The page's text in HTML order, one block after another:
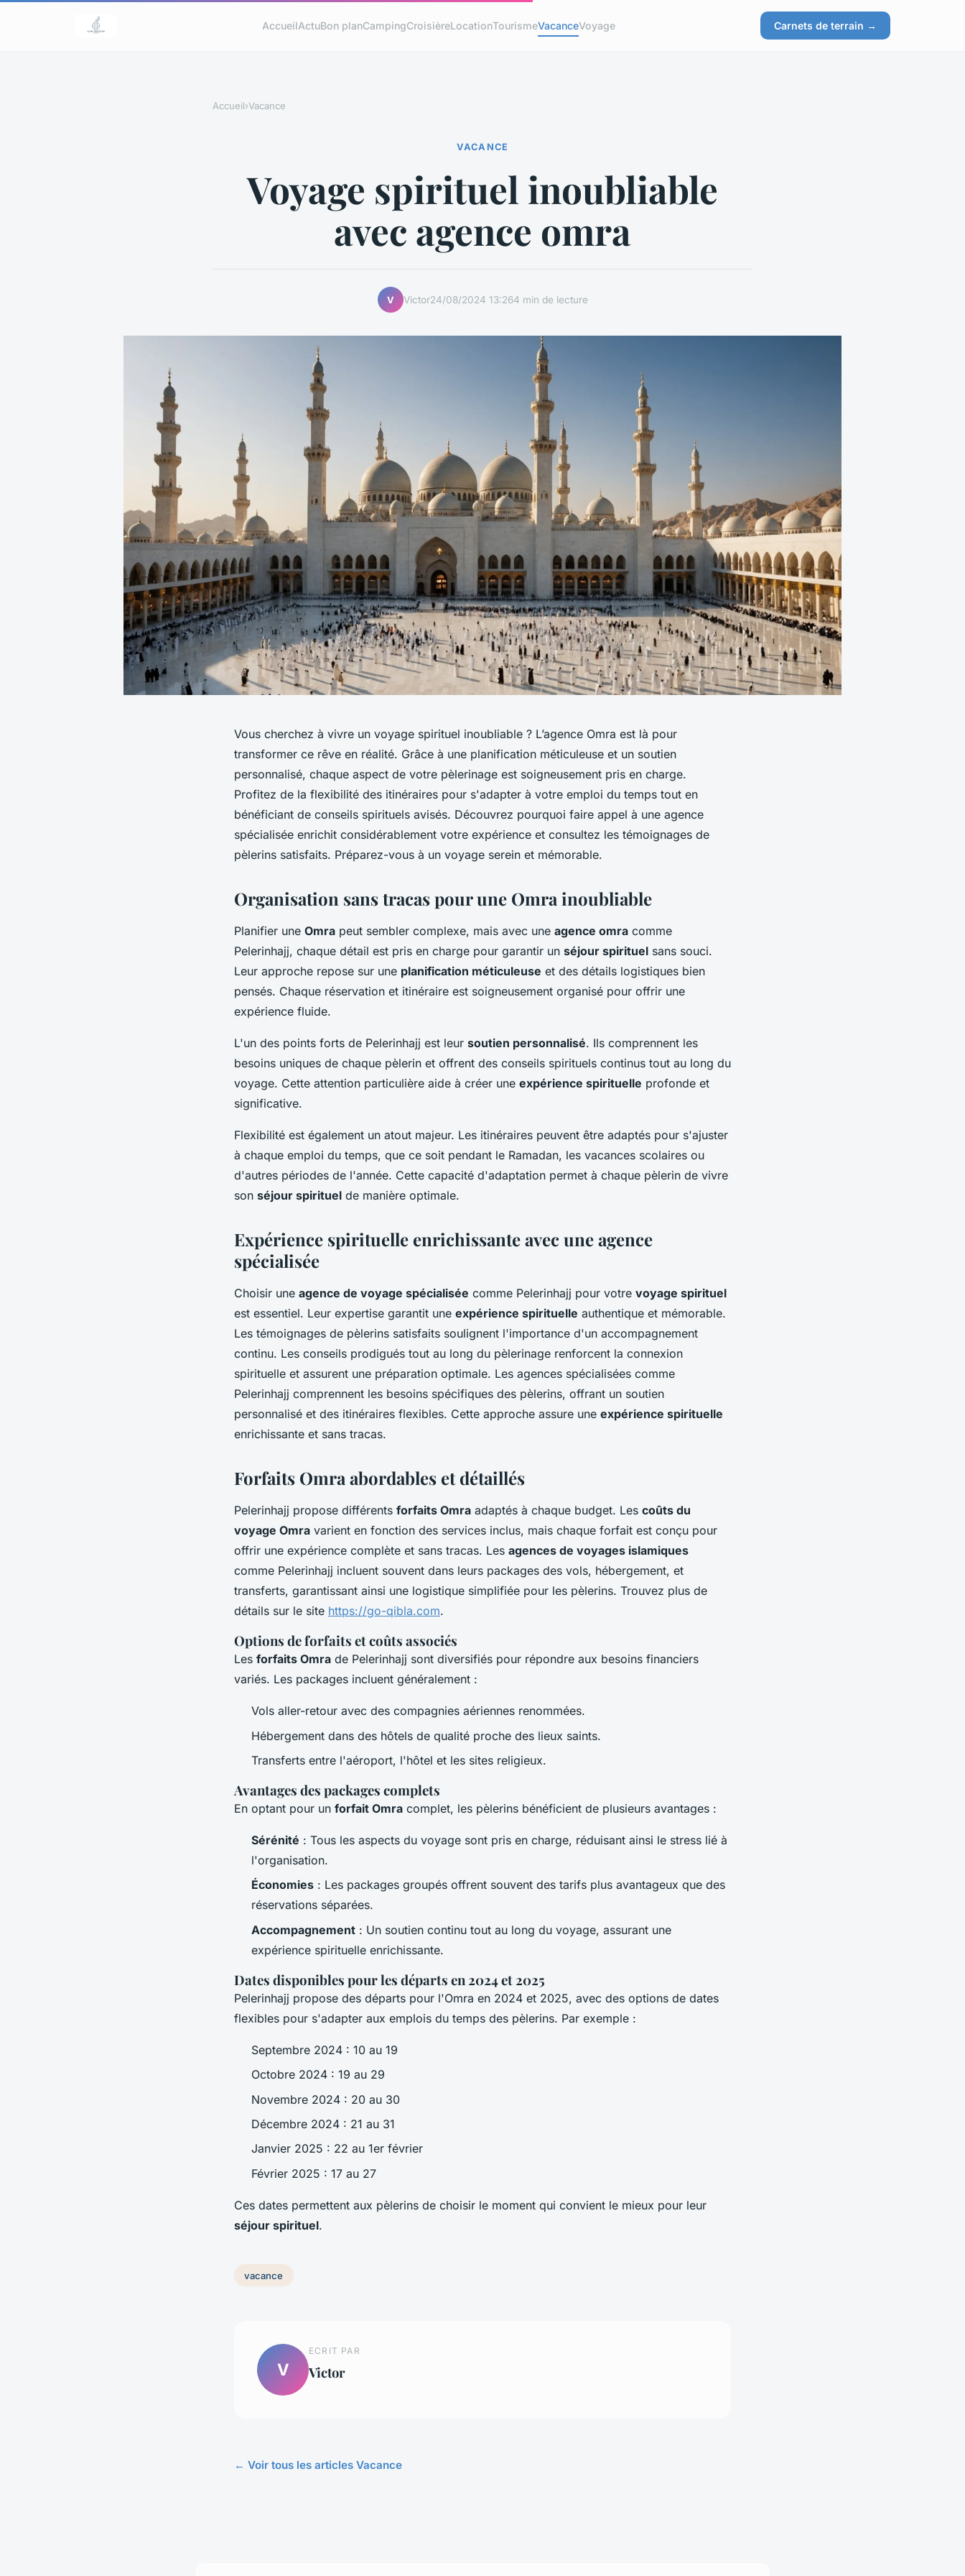
AccueilActuBon planCampingCroisièreLocationTourismeVacanceVoyage Carnets de terrain →
Accueil›Vacance
VACANCE
Voyage spirituel inoubliable
avec agence omra
V Victor24/08/2024 13:264 min de lecture
Vous cherchez à vivre un voyage spirituel inoubliable ? L’agence Omra est là pour
transformer ce rêve en réalité. Grâce à une planification méticuleuse et un soutien
personnalisé, chaque aspect de votre pèlerinage est soigneusement pris en charge.
Profitez de la flexibilité des itinéraires pour s'adapter à votre emploi du temps tout en
bénéficiant de conseils spirituels avisés. Découvrez pourquoi faire appel à une agence
spécialisée enrichit considérablement votre expérience et consultez les témoignages de
pèlerins satisfaits. Préparez-vous à un voyage serein et mémorable.
Organisation sans tracas pour une Omra inoubliable
Planifier une Omra peut sembler complexe, mais avec une agence omra comme
Pelerinhajj, chaque détail est pris en charge pour garantir un séjour spirituel sans souci.
Leur approche repose sur une planification méticuleuse et des détails logistiques bien
pensés. Chaque réservation et itinéraire est soigneusement organisé pour offrir une
expérience fluide.
L'un des points forts de Pelerinhajj est leur soutien personnalisé. Ils comprennent les
besoins uniques de chaque pèlerin et offrent des conseils spirituels continus tout au long du
voyage. Cette attention particulière aide à créer une expérience spirituelle profonde et
significative.
Flexibilité est également un atout majeur. Les itinéraires peuvent être adaptés pour s'ajuster
à chaque emploi du temps, que ce soit pendant le Ramadan, les vacances scolaires ou
d'autres périodes de l'année. Cette capacité d'adaptation permet à chaque pèlerin de vivre
son séjour spirituel de manière optimale.
Expérience spirituelle enrichissante avec une agence
spécialisée
Choisir une agence de voyage spécialisée comme Pelerinhajj pour votre voyage spirituel
est essentiel. Leur expertise garantit une expérience spirituelle authentique et mémorable.
Les témoignages de pèlerins satisfaits soulignent l'importance d'un accompagnement
continu. Les conseils prodigués tout au long du pèlerinage renforcent la connexion
spirituelle et assurent une préparation optimale. Les agences spécialisées comme
Pelerinhajj comprennent les besoins spécifiques des pèlerins, offrant un soutien
personnalisé et des itinéraires flexibles. Cette approche assure une expérience spirituelle
enrichissante et sans tracas.
Forfaits Omra abordables et détaillés
Pelerinhajj propose différents forfaits Omra adaptés à chaque budget. Les coûts du
voyage Omra varient en fonction des services inclus, mais chaque forfait est conçu pour
offrir une expérience complète et sans tracas. Les agences de voyages islamiques
comme Pelerinhajj incluent souvent dans leurs packages des vols, hébergement, et
transferts, garantissant ainsi une logistique simplifiée pour les pèlerins. Trouvez plus de
détails sur le site https://go-qibla.com.
Options de forfaits et coûts associés
Les forfaits Omra de Pelerinhajj sont diversifiés pour répondre aux besoins financiers
variés. Les packages incluent généralement :
Vols aller-retour avec des compagnies aériennes renommées.
Hébergement dans des hôtels de qualité proche des lieux saints.
Transferts entre l'aéroport, l'hôtel et les sites religieux.
Avantages des packages complets
En optant pour un forfait Omra complet, les pèlerins bénéficient de plusieurs avantages :
Sérénité : Tous les aspects du voyage sont pris en charge, réduisant ainsi le stress lié à
l'organisation.
Économies : Les packages groupés offrent souvent des tarifs plus avantageux que des
réservations séparées.
Accompagnement : Un soutien continu tout au long du voyage, assurant une
expérience spirituelle enrichissante.
Dates disponibles pour les départs en 2024 et 2025
Pelerinhajj propose des départs pour l'Omra en 2024 et 2025, avec des options de dates
flexibles pour s'adapter aux emplois du temps des pèlerins. Par exemple :
Septembre 2024 : 10 au 19
Octobre 2024 : 19 au 29
Novembre 2024 : 20 au 30
Décembre 2024 : 21 au 31
Janvier 2025 : 22 au 1er février
Février 2025 : 17 au 27
Ces dates permettent aux pèlerins de choisir le moment qui convient le mieux pour leur
séjour spirituel.
vacance
V
ECRIT PAR
Victor
← Voir tous les articles Vacance